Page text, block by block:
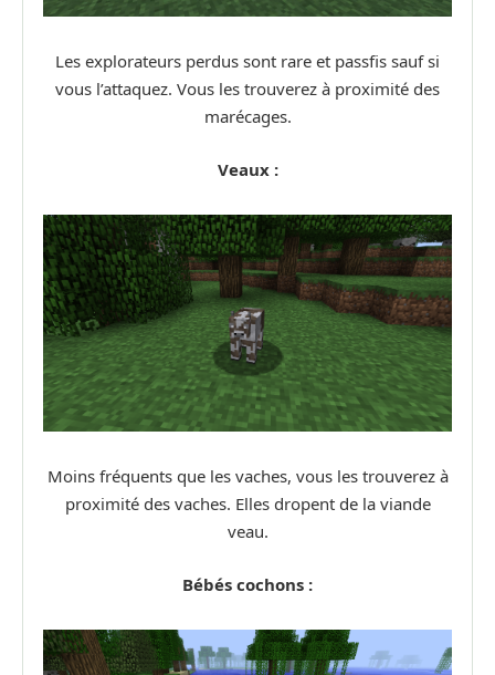
Les explorateurs perdus sont rare et passfis sauf si
vous l’attaquez. Vous les trouverez à proximité des
marécages.
Veaux :
Moins fréquents que les vaches, vous les trouverez à
proximité des vaches. Elles dropent de la viande
veau.
Bébés cochons :